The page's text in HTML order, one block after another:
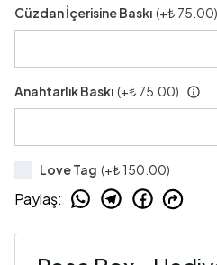
Cüzdan İçerisine Baskı (+₺ 75.00)
Anahtarlık Baskı (+₺ 75.00)
Love Tag (+₺ 150.00)
Paylaş: